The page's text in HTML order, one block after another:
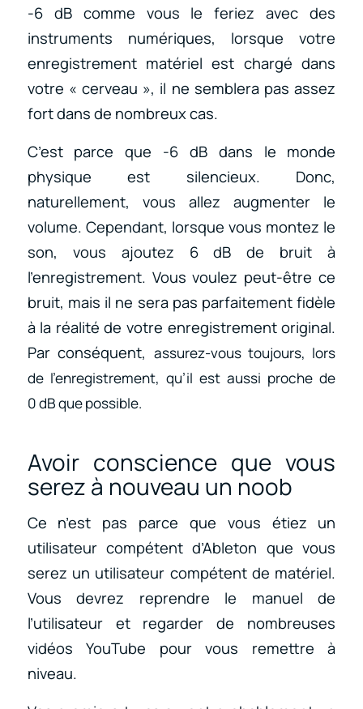
-6 dB comme vous le feriez avec des
instruments numériques, lorsque votre
enregistrement matériel est chargé dans
votre « cerveau », il ne semblera pas assez
fort dans de nombreux cas.
C’est parce que -6 dB dans le monde
physique est silencieux. Donc,
naturellement, vous allez augmenter le
volume. Cependant, lorsque vous montez le
son, vous ajoutez 6 dB de bruit à
l’enregistrement. Vous voulez peut-être ce
bruit, mais il ne sera pas parfaitement fidèle
à la réalité de votre enregistrement original.
Par conséquent, assurez-vous toujours, lors
de l’enregistrement, qu’il est aussi proche de
0 dB que possible.
Avoir conscience que vous
serez à nouveau un noob
Ce n’est pas parce que vous étiez un
utilisateur compétent d’Ableton que vous
serez un utilisateur compétent de matériel.
Vous devrez reprendre le manuel de
l’utilisateur et regarder de nombreuses
vidéos YouTube pour vous remettre à
niveau.